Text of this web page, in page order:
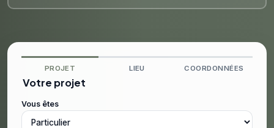
PROJET LIEU COORDONNÉES
Votre projet
Vous êtes